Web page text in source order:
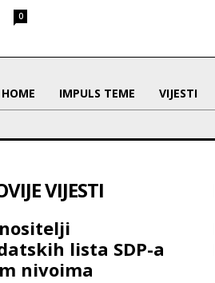
0
HOME IMPULS TEME VIJESTI
VIJESTI
lista SDP-a
nivoima